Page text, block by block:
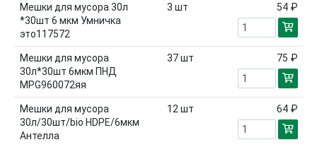
Мешки для мусора 30л
*30шт 6 мкм Умничка
это117572
3 шт 54 ₽
Мешки для мусора
30л*30шт 6мкм ПНД
MPG960072яя
37шт 75 ₽
Мешки для мусора
30л/30шт/bio HDPE/6мкм
Антелла
12 шт 64 ₽